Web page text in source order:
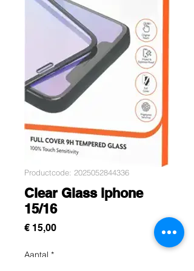
Productcode: 2025052844336
Clear Glass iphone
15/16
€ 15,00Prijs
Aantal *